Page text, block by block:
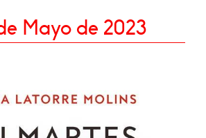
Mayo de 2023